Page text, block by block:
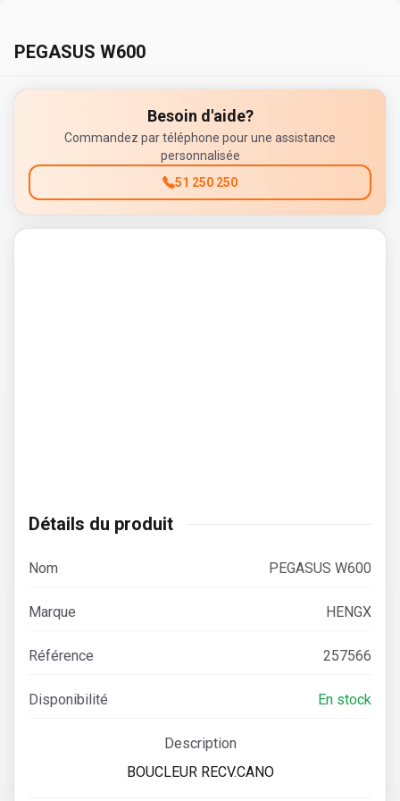
PEGASUS W600
Besoin d'aide?
Commandez par téléphone pour une assistance
personnalisée
51 250 250
Détails du produit
Nom PEGASUS W600
Marque HENGX
Référence 257566
Disponibilité En stock
Description
BOUCLEUR RECV.CANO